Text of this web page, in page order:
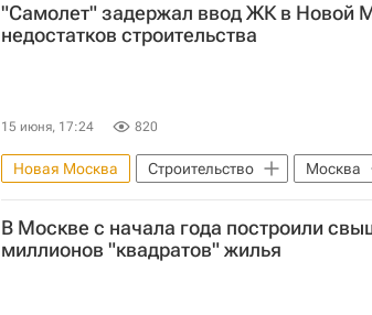
"Самолет" задержал ввод ЖК в Новой
недостатков строительства
15 июня, 17:24 820
Новая Москва Строительство Москва
Девелоперы
Самолет (девелопер)
В Москве с начала года построили
миллионов "квадратов" жилья